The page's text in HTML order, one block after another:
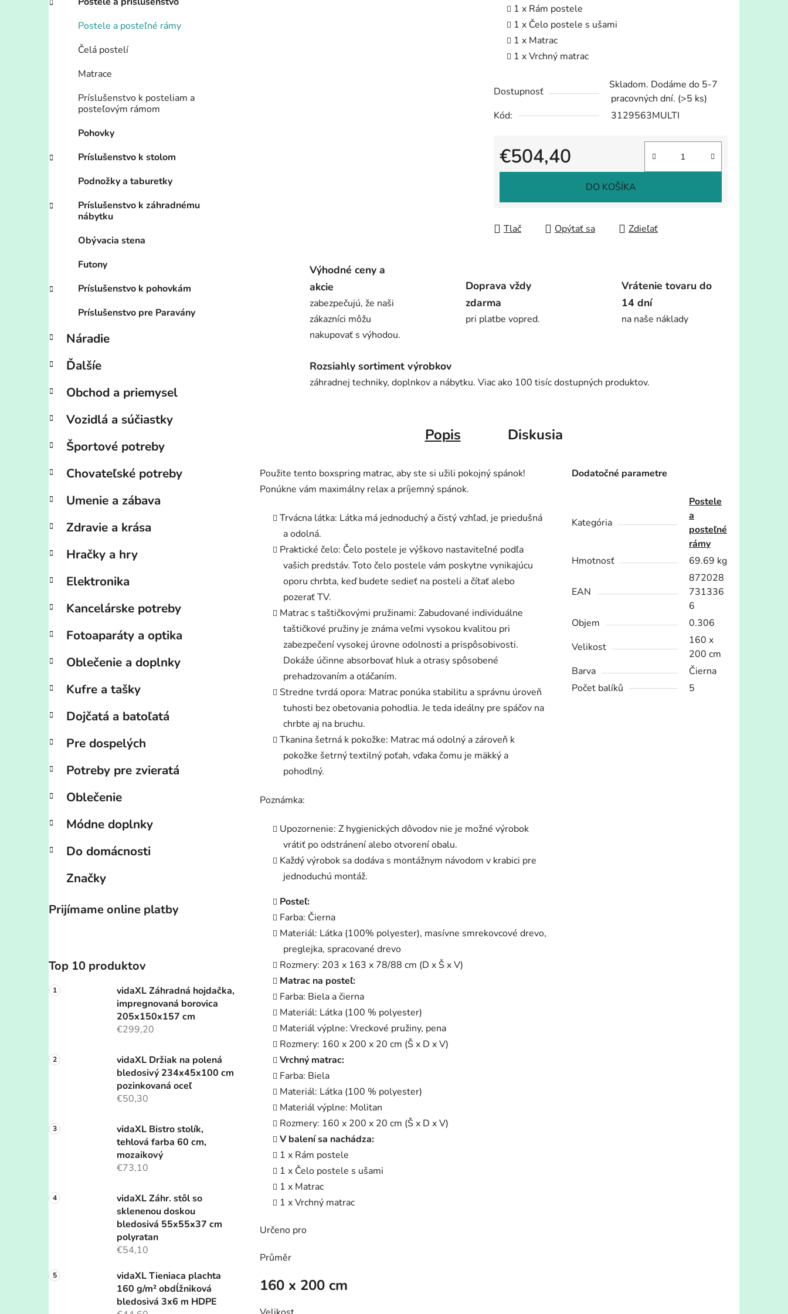
Postele a posteľné rámy
Čelá postelí
Matrace
Príslušenstvo k posteliam a
posteľovým rámom
Pohovky
Príslušenstvo k stolom
Podnožky a taburetky
Príslušenstvo k záhradnému
nábytku
Obývacia stena
Futony
Príslušenstvo k pohovkám
Príslušenstvo pre Paravány
Náradie
Ďalšíe
Obchod a priemysel
Vozidlá a súčiastky
Športové potreby
Chovateľské potreby
Umenie a zábava
Zdravie a krása
Hračky a hry
Elektronika
Kancelárske potreby
Fotoaparáty a optika
Oblečenie a doplnky
Kufre a tašky
Dojčatá a batoľatá
Pre dospelých
Potreby pre zvieratá
Oblečenie
Módne doplnky
Do domácnosti
Značky
Prijímame online platby
Top 10 produktov
vidaXL Záhradná hojdačka,
impregnovaná borovica
205x150x157 cm
€299,20
vidaXL Držiak na polená
bledosivý 234x45x100 cm
pozinkovaná oceľ
€50,30
vidaXL Bistro stolík,
tehlová farba 60 cm,
mozaikový
€73,10
vidaXL Záhr. stôl so
sklenenou doskou
bledosivá 55x55x37 cm
polyratan
€54,10
vidaXL Tieniaca plachta
160 g/m² obdĺžniková
bledosivá 3x6 m HDPE
1 x Rám postele
1 x Čelo postele s ušami
1 x Matrac
1 x Vrchný matrac
Dostupnosť
Skladom. Dodáme do 5-7
pracovných dní. (>5 ks)
Kód:
3129563MULTI
€504,40
Jednotková cena:
DO KOŠÍKA
Tlač Opýtať sa Zdieľať
Výhodné ceny a
akcie
zabezpečujú, že naši
zákazníci môžu
nakupovať s výhodou.
Doprava vždy
zdarma
pri platbe vopred.
Vrátenie tovaru do
14 dní
na naše náklady
Rozsiahly sortiment výrobkov
záhradnej techniky, doplnkov a nábytku. Viac ako 100 tisíc dostupných produktov.
Popis Diskusia
Použite tento boxspring matrac, aby ste si užili pokojný spánok!
Ponúkne vám maximálny relax a príjemný spánok.
Trvácna látka: Látka má jednoduchý a čistý vzhľad, je priedušná
a odolná.
Praktické čelo: Čelo postele je výškovo nastaviteľné podľa
vašich predstáv. Toto čelo postele vám poskytne vynikajúcu
oporu chrbta, keď budete sedieť na posteli a čítať alebo
pozerať TV.
Matrac s taštičkovými pružinami: Zabudované individuálne
taštičkové pružiny je známa veľmi vysokou kvalitou pri
zabezpečení vysokej úrovne odolnosti a prispôsobivosti.
Dokáže účinne absorbovať hluk a otrasy spôsobené
prehadzovaním a otáčaním.
Stredne tvrdá opora: Matrac ponúka stabilitu a správnu úroveň
tuhosti bez obetovania pohodlia. Je teda ideálny pre spáčov na
chrbte aj na bruchu.
Tkanina šetrná k pokožke: Matrac má odolný a zároveň k
pokožke šetrný textilný poťah, vďaka čomu je mäkký a
pohodlný.
Poznámka:
Upozornenie: Z hygienických dôvodov nie je možné výrobok
vrátiť po odstránení alebo otvorení obalu.
Každý výrobok sa dodáva s montážnym návodom v krabici pre
jednoduchú montáž.
Posteľ:
Farba: Čierna
Materiál: Látka (100% polyester), masívne smrekovcové drevo,
preglejka, spracované drevo
Rozmery: 203 x 163 x 78/88 cm (D x Š x V)
Matrac na posteľ:
Farba: Biela a čierna
Materiál: Látka (100 % polyester)
Materiál výplne: Vreckové pružiny, pena
Rozmery: 160 x 200 x 20 cm (Š x D x V)
Vrchný matrac:
Farba: Biela
Materiál: Látka (100 % polyester)
Materiál výplne: Molitan
Rozmery: 160 x 200 x 20 cm (Š x D x V)
V balení sa nachádza:
1 x Rám postele
1 x Čelo postele s ušami
1 x Matrac
1 x Vrchný matrac
Určeno pro
Průměr
160 x 200 cm
Dodatočné parametre
Kategória
Postele
a
posteľné
rámy
Hmotnosť
69.69 kg
EAN
872028
731336
6
Objem
0.306
Velikost
160 x
200 cm
Barva
Čierna
Počet balíků
5